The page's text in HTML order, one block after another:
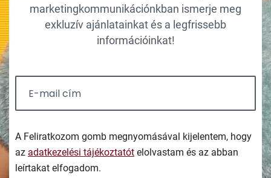
marketingkommunikációnkban ismerje meg
exkluzív ajánlatainkat és a legfrissebb
információinkat!
A Feliratkozom gomb megnyomásával kijelentem, hogy
az adatkezelési tájékoztatót elolvastam és az abban
leírtakat elfogadom.